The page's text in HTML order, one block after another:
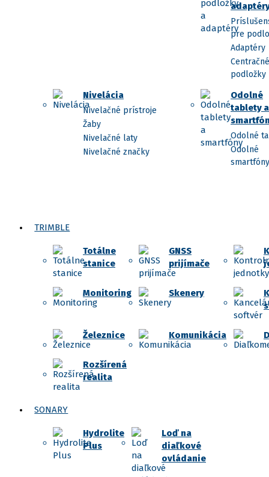
pre
Adaptéry
Centračné
podložky
Nivelácia
Nivelačné prístroje
Žaby
Nivelačné laty
Nivelačné značky
Odolné
tablety a
Odolné
Odolné
smartfóny
TRIMBLE
Totálne
stanice
GNSS
prijímače
Monitoring Skenery
Železnice Komunikácia
Rozšírená
realita
SONARY
Hydrolite
Plus
Loď na
diaľkové
ovládanie